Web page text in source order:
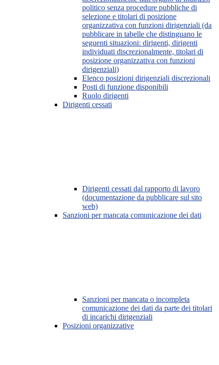
politico senza procedure pubbliche di
selezione e titolari di posizione
organizzativa con funzioni dirigenziali (da
pubblicare in tabelle che distinguano le
seguenti situazioni: dirigenti, dirigenti
individuati discrezionalmente, titolari di
posizione organizzativa con funzioni
dirigenziali)
Elenco posizioni dirigenziali discrezionali
Posti di funzione disponibili
Ruolo dirigenti
Dirigenti cessati
Dirigenti cessati dal rapporto di lavoro
(documentazione da pubblicare sul sito
web)
Sanzioni per mancata comunicazione dei dati
Sanzioni per mancata o incompleta
comunicazione dei dati da parte dei titolari
di incarichi dirigenziali
Posizioni organizzative